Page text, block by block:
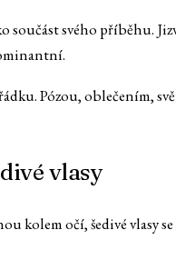
svého příběhu.
Pózou, oblečením,
vlasy
kolem očí, šedivé vlasy